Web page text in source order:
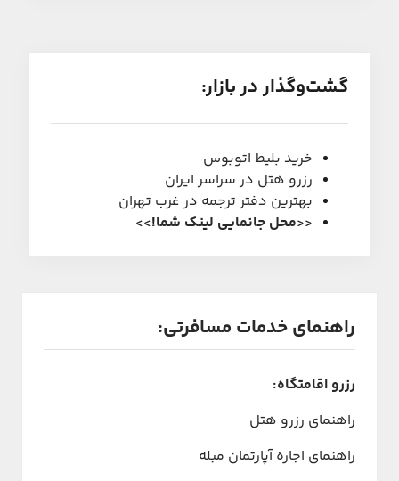
گشت‌و‌گذار در بازار:
خرید بلیط اتوبوس
رزرو هتل در سراسر ایران
بهترین دفتر ترجمه در غرب تهران
<<محل جانمایی لینک شما!
>>
راهنمای خدمات مسافرتی:
رزرو اقامتگاه:
راهنمای رزرو هتل
راهنمای اجاره آپارتمان مبله